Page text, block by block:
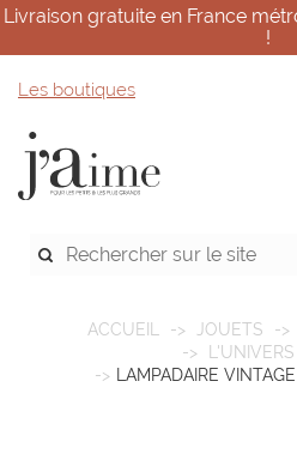
Livraison gratuite en France
!
Les boutiques
ACCUEIL JOUETS
LAMPADAIRE